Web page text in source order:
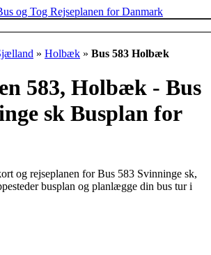
og Tog Rejseplanen for Danmark
» Holbæk » Bus 583 Holbæk
583, Holbæk - Bus
sk Busplan for
og rejseplanen for Bus 583 Svinninge sk,
busplan og planlægge din bus tur i